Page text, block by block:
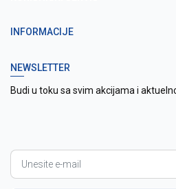
INFORMACIJE
NEWSLETTER
Budi u toku sa svim akcijama i